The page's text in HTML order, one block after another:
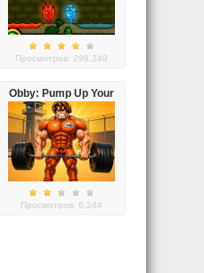
Просмотров: 298,249
Obby: Pump Up Your
Muscles
Просмотров: 6,244